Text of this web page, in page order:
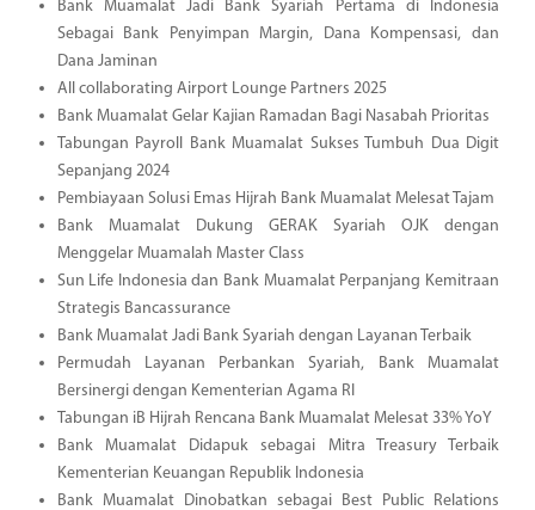
Bank Muamalat Jadi Bank Syariah Pertama di Indonesia
Sebagai Bank Penyimpan Margin, Dana Kompensasi, dan
Dana Jaminan
All collaborating Airport Lounge Partners 2025
Bank Muamalat Gelar Kajian Ramadan Bagi Nasabah Prioritas
Tabungan Payroll Bank Muamalat Sukses Tumbuh Dua Digit
Sepanjang 2024
Pembiayaan Solusi Emas Hijrah Bank Muamalat Melesat Tajam
Bank Muamalat Dukung GERAK Syariah OJK dengan
Menggelar Muamalah Master Class
Sun Life Indonesia dan Bank Muamalat Perpanjang Kemitraan
Strategis Bancassurance
Bank Muamalat Jadi Bank Syariah dengan Layanan Terbaik
Permudah Layanan Perbankan Syariah, Bank Muamalat
Bersinergi dengan Kementerian Agama RI
Tabungan iB Hijrah Rencana Bank Muamalat Melesat 33% YoY
Bank Muamalat Didapuk sebagai Mitra Treasury Terbaik
Kementerian Keuangan Republik Indonesia
Bank Muamalat Dinobatkan sebagai Best Public Relations